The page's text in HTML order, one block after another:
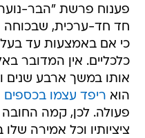
פענוח פרשת "הבר-
חד חד-ערכית, שבכוחה
כי אם באמצעות עד בעל
כלכליים. אין המדובר
אותו במשך ארבע שנים
הוא ריפד עצמו בכספים
פעולה. לכן, קמה
ציציותיו וכל אמירה